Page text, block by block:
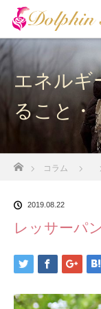
エネルギ
ること・
コラム
2019.08.22
レッサーパ